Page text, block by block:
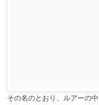
その名のとおり、ルアーの